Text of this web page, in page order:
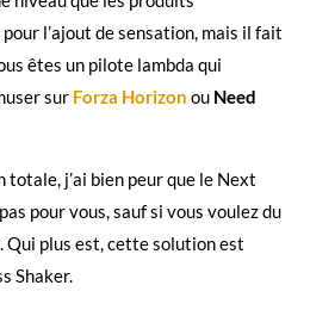
l’ajout de sensation, mais il fait
êtes un pilote lambda qui
sur Forza Horizon ou Need
totale, j’ai bien peur que le Next
pour vous, sauf si vous voulez du
Qui plus est, cette solution est
Shaker.